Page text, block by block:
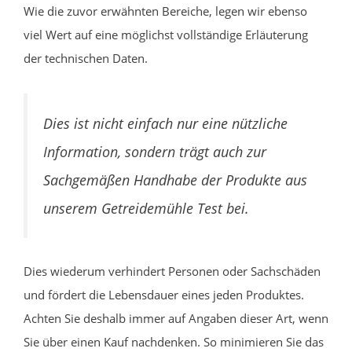
Wie die zuvor erwähnten Bereiche, legen wir ebenso
viel Wert auf eine möglichst vollständige Erläuterung
der technischen Daten.
Dies ist nicht einfach nur eine nützliche
Information, sondern trägt auch zur
Sachgemäßen Handhabe der Produkte aus
unserem Getreidemühle Test bei.
Dies wiederum verhindert Personen oder Sachschäden
und fördert die Lebensdauer eines jeden Produktes.
Achten Sie deshalb immer auf Angaben dieser Art, wenn
Sie über einen Kauf nachdenken. So minimieren Sie das